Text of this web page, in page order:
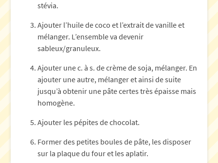
stévia.
Ajouter l’huile de coco et l’extrait de vanille et
mélanger. L’ensemble va devenir
sableux/granuleux.
Ajouter une c. à s. de crème de soja, mélanger. En
ajouter une autre, mélanger et ainsi de suite
jusqu’à obtenir une pâte certes très épaisse mais
homogène.
Ajouter les pépites de chocolat.
Former des petites boules de pâte, les disposer
sur la plaque du four et les aplatir.